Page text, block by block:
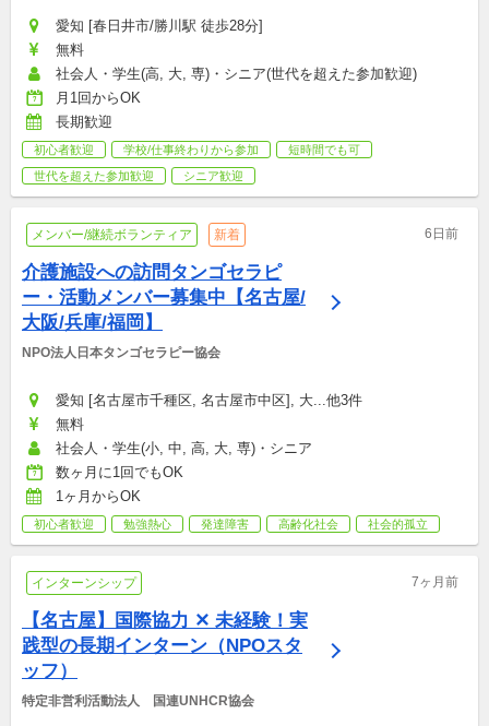
愛知 [春日井市/勝川駅 徒歩28分]
無料
社会人・学生(高, 大, 専)・シニア(世代を超えた参加歓迎)
月1回からOK
長期歓迎
初心者歓迎 学校/仕事終わりから参加
短時間でも可
世代を超えた参加歓迎
シニア歓迎
メンバー/継続ボランティア 新着 6日前
介護施設への訪問タンゴセラピ
ー・活動メンバー募集中【名古屋/
大阪/兵庫/福岡】
NPO法人日本タンゴセラピー協会
愛知 [名古屋市千種区, 名古屋市中区], 大...他3件
無料
社会人・学生(小, 中, 高, 大, 専)・シニア
数ヶ月に1回でもOK
1ヶ月からOK
初心者歓迎 勉強熱心 発達障害 高齢化社会 社会的孤立
インターンシップ 7ヶ月前
【名古屋】国際協力 ✕ 未経験！実
践型の長期インターン（NPOスタ
ッフ）
特定非営利活動法人　国連UNHCR協会